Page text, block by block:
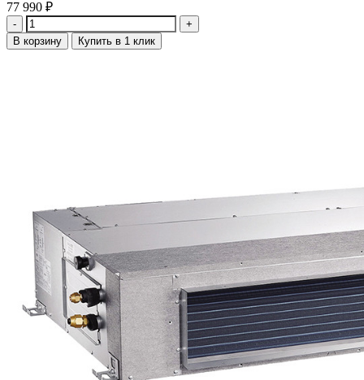
77 990 ₽
Количество
В корзину Купить в 1 клик